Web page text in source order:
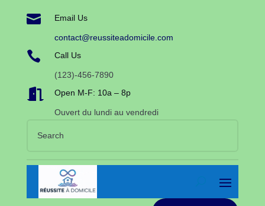
 Email Us
contact@reussiteadomicile.com
 Call Us
(123)-456-7890
 Open M-F: 10a – 8p
Ouvert du lundi au vendredi